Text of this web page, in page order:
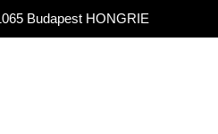
Budapest HONGRIE